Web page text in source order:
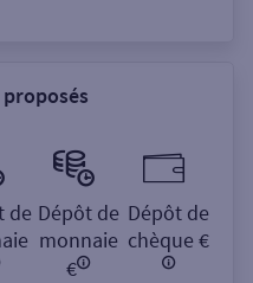
de Dépôt de
monnaie
€
Dépôt de
chèque €